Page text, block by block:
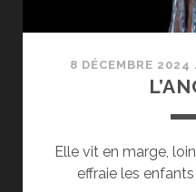
8 DÉCEMBRE 2024
Elle vit en marge,
effraie les